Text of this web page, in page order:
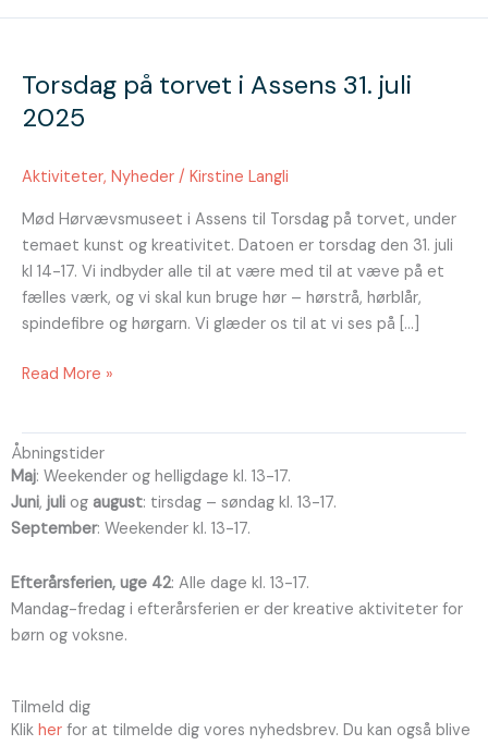
Torsdag på torvet i Assens 31. juli
2025
Aktiviteter, Nyheder / Kirstine Langli
Mød Hørvævsmuseet i Assens til Torsdag på torvet, under
temaet kunst og kreativitet. Datoen er torsdag den 31. juli
kl 14-17. Vi indbyder alle til at være med til at væve på et
fælles værk, og vi skal kun bruge hør – hørstrå, hørblår,
spindefibre og hørgarn. Vi glæder os til at vi ses på […]
torvet
juli
2025
Read More »
Åbningstider
Maj: Weekender og helligdage kl. 13-17.
Juni, juli og august: tirsdag – søndag kl. 13-17.
September: Weekender kl. 13-17.
Efterårsferien, uge 42: Alle dage kl. 13-17.
Mandag-fredag i efterårsferien er der kreative aktiviteter for
børn og voksne.
Tilmeld dig
Klik her for at tilmelde dig vores nyhedsbrev. Du kan også blive